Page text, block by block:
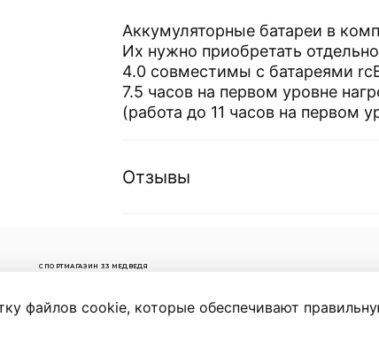
Аккумуляторные батареи в
Их нужно приобретать
4.0 совместимы с батареями
7.5 часов на первом уровне
(работа до 11 часов на первом
Отзывы
СПОРТМАГАЗИН 33 МЕДВЕДЯ
файлов cookie, которые обеспечивают